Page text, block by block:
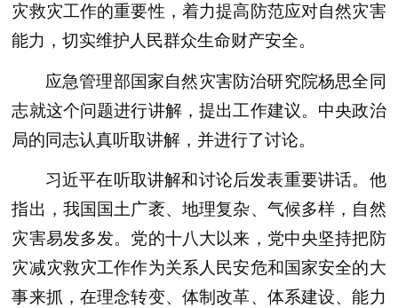
灾救灾工作的重要性，着力提高防范应对自然灾害
能力，切实维护人民群众生命财产安全。
应急管理部国家自然灾害防治研究院杨思全同
志就这个问题进行讲解，提出工作建议。中央政治
局的同志认真听取讲解，并进行了讨论。
习近平在听取讲解和讨论后发表重要讲话。他
指出，我国国土广袤、地理复杂、气候多样，自然
灾害易发多发。党的十八大以来，党中央坚持把防
灾减灾救灾工作作为关系人民安危和国家安全的大
事来抓，在理念转变、体制改革、体系建设、能力